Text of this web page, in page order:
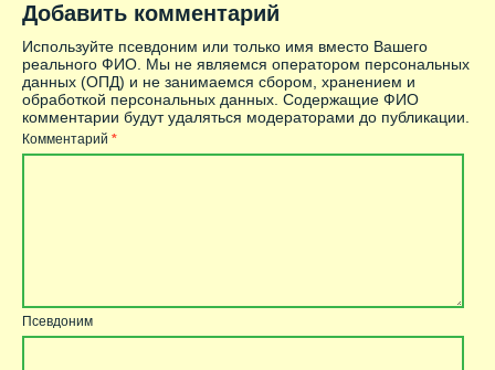
Добавить комментарий
Используйте псевдоним или только имя вместо Вашего
реального ФИО. Мы не являемся оператором персональных
данных (ОПД) и не занимаемся сбором, хранением и
обработкой персональных данных. Содержащие ФИО
комментарии будут удаляться модераторами до публикации.
Комментарий *
Псевдоним